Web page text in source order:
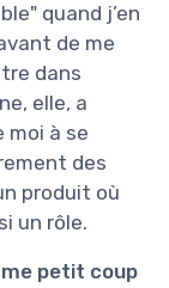
quand j’en
de me
dans
elle, a
moi à se
des
produit où
un rôle.
petit coup